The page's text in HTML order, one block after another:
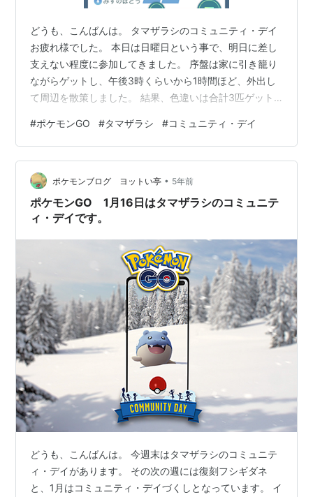
どうも、こんばんは。 タマザラシのコミュニティ・デイ
お疲れ様でした。 本日は日曜日という事で、明日に差し
支えない程度に参加してきました。 序盤は家に引き籠り
ながらゲットし、午後3時くらいから1時間ほど、外出し
て周辺を散策しました。 結果、色違いは合計3匹ゲット
「つららばり」を習得させました。 CPがあと2低けれ
ば、スーパーリーグで使用できたのですが……残念です。
まあ、対戦は全然しないのでいいのですが…。 終わり
に… 1個しか無かったおこうを使用してしまったため、フ
シギダネのコミュデイまでには、追加で1個入手しておき
たいです。 にほんブログ村…
#ポケモンGO #タマザラシ #コミュニティ・デイ
ポケモンブログ ヨットい亭 • 5年前
ポケモンGO 1月16日はタマザラシのコミュニテ
ィ・デイです。
どうも、こんばんは。 今週末はタマザラシのコミュニテ
ィ・デイがあります。 その次の週には復刻フシギダネ
と、1月はコミュニティ・デイづくしとなっています。 イ